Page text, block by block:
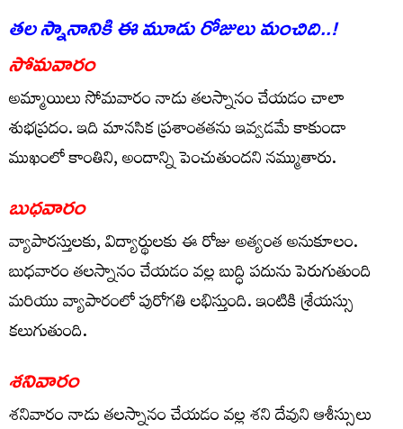
త‌ల స్నానానికి ఈ మూడు రోజులు మంచిది..!
సోమవారం
అమ్మాయిలు సోమవారం నాడు తలస్నానం చేయడం చాలా
శుభప్రదం. ఇది మానసిక ప్రశాంతతను ఇవ్వడమే కాకుండా
ముఖంలో కాంతిని, అందాన్ని పెంచుతుందని నమ్ముతారు.
బుధవారం
వ్యాపారస్తులకు, విద్యార్థులకు ఈ రోజు అత్యంత అనుకూలం.
బుధవారం తలస్నానం చేయడం వల్ల బుద్ధి పదును పెరుగుతుంది
మరియు వ్యాపారంలో పురోగతి లభిస్తుంది. ఇంటికి శ్రేయస్సు
కలుగుతుంది.
శనివారం
శనివారం నాడు తలస్నానం చేయడం వల్ల శని దేవుని ఆశీస్సులు